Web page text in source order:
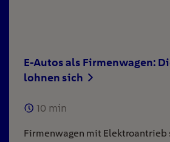
E-Autos als Firmenwagen:
lohnen sich
10 min
Firmenwagen mit Elektroantrieb